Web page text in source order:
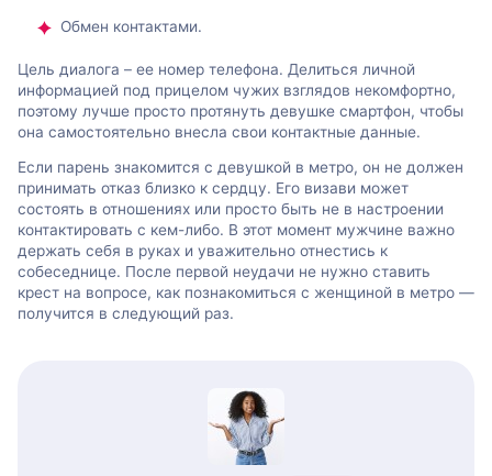
Обмен контактами.
Цель диалога – ее номер телефона. Делиться личной
информацией под прицелом чужих взглядов некомфортно,
поэтому лучше просто протянуть девушке смартфон, чтобы
она самостоятельно внесла свои контактные данные.
Если парень знакомится с девушкой в метро, он не должен
принимать отказ близко к сердцу. Его визави может
состоять в отношениях или просто быть не в настроении
контактировать с кем-либо. В этот момент мужчине важно
держать себя в руках и уважительно отнестись к
собеседнице. После первой неудачи не нужно ставить
крест на вопросе, как познакомиться с женщиной в метро —
получится в следующий раз.